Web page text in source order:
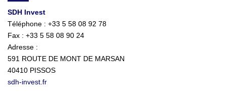
SDH Invest
Téléphone : +33 5 58 08 92 78
Fax : +33 5 58 08 90 24
Adresse :
591 ROUTE DE MONT DE MARSAN
40410 PISSOS
sdh-invest.fr